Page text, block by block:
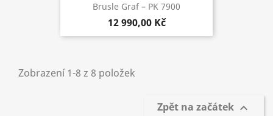
Brusle Graf – PK 7900
12 990,00 Kč
Zobrazení 1-8 z 8 položek
Zpět na začátek 